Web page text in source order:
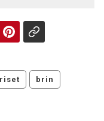
riset brin